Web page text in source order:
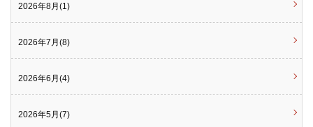
2026年8月(1)
2026年7月(8)
2026年6月(4)
2026年5月(7)